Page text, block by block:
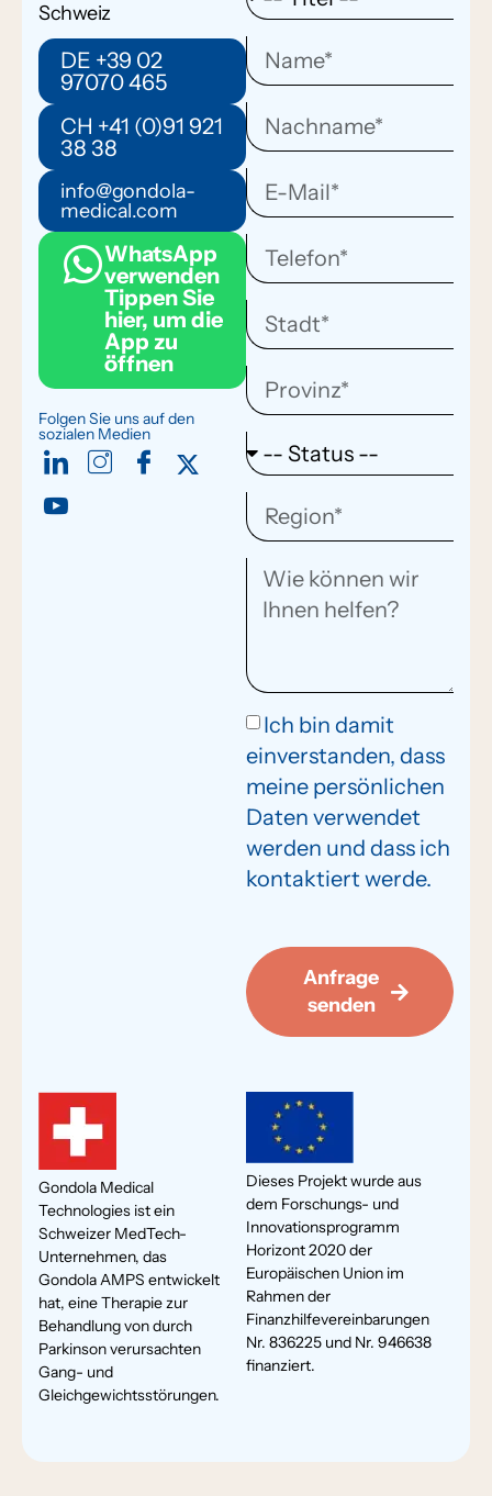
Schweiz
DE +39 02
97070 465
CH +41 (0)91 921
38 38
info@gondola-
medical.com
WhatsApp
verwenden
Tippen Sie
hier, um die
App zu
öffnen
Folgen Sie uns auf den
sozialen Medien
Ich bin damit
einverstanden, dass
meine persönlichen
Daten verwendet
werden und dass ich
kontaktiert werde.
Anfrage
senden
Gondola Medical
Technologies ist ein
Schweizer MedTech-
Unternehmen, das
Gondola AMPS entwickelt
hat, eine Therapie zur
Behandlung von durch
Parkinson verursachten
Gang- und
Gleichgewichtsstörungen.
Dieses Projekt wurde aus
dem Forschungs- und
Innovationsprogramm
Horizont 2020 der
Europäischen Union im
Rahmen der
Finanzhilfevereinbarungen
Nr. 836225 und Nr. 946638
finanziert.